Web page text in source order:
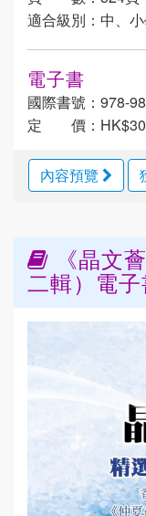
適合級別：中、
電子書
國際書號：978-
定 價：HK$30
內容預覽
《晶文
二輯）電子